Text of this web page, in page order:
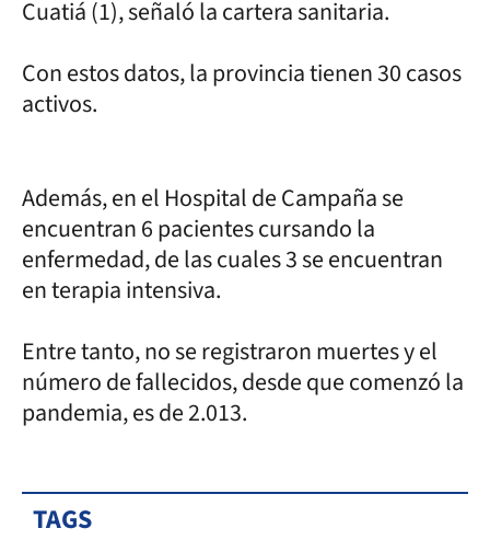
Cuatiá (1), señaló la cartera sanitaria.
Con estos datos, la provincia tienen 30 casos
activos.
Además, en el Hospital de Campaña se
encuentran 6 pacientes cursando la
enfermedad, de las cuales 3 se encuentran
en terapia intensiva.
Entre tanto, no se registraron muertes y el
número de fallecidos, desde que comenzó la
pandemia, es de 2.013.
TAGS